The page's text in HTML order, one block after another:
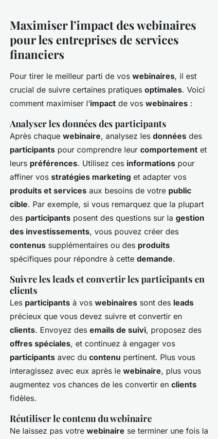
Maximiser l’impact des webinaires
pour les entreprises de services
financiers
Pour tirer le meilleur parti de vos webinaires, il est
crucial de suivre certaines pratiques optimales. Voici
comment maximiser l’impact de vos webinaires :
Analyser les données des participants
Après chaque webinaire, analysez les données des
participants pour comprendre leur comportement et
leurs préférences. Utilisez ces informations pour
affiner vos stratégies marketing et adapter vos
produits et services aux besoins de votre public
cible. Par exemple, si vous remarquez que la plupart
des participants posent des questions sur la gestion
des investissements, vous pouvez créer des
contenus supplémentaires ou des produits
spécifiques pour répondre à cette demande.
Suivre les leads et convertir les participants en
clients
Les participants à vos webinaires sont des leads
précieux que vous devez suivre et convertir en
clients. Envoyez des emails de suivi, proposez des
offres spéciales, et continuez à engager vos
participants avec du contenu pertinent. Plus vous
interagissez avec eux après le webinaire, plus vous
augmentez vos chances de les convertir en clients
fidèles.
Réutiliser le contenu du webinaire
Ne laissez pas votre webinaire se terminer une fois la